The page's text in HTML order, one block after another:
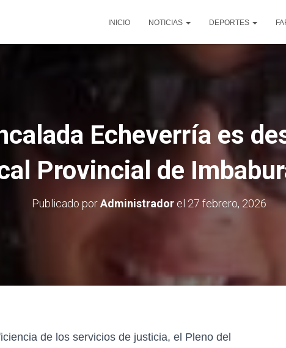
INICIO NOTICIAS DEPORTES
Echeverría es
Provincial de
Publicado porAdministrador el 27 febrero, 2026
de los servicios de justicia, el Pleno del